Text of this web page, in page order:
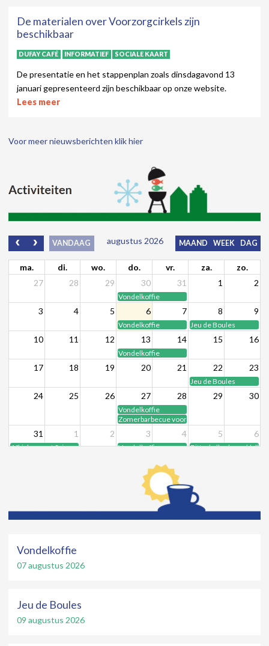
De materialen over Voorzorgcirkels zijn
beschikbaar
DUFAY CAFÉ INFORMATIEF SOCIALE KAART
De presentatie en het stappenplan zoals dinsdagavond 13
januari gepresenteerd zijn beschikbaar op onze website.
Lees meer
Voor meer nieuwsberichten klik hier
VANDAAG MAAND WEEK DAG
augustus 2026
ma. di. wo. do. vr. za.
zo.
27
28 29 30 31 1 2
Vondelkoffie
3 4 5 6 7 8 9
Vondelkoffie Jeu de Boules
10 11 12 13 14 15 16
Vondelkoffie
17 18 19 20 21 22 23
Jeu de Boules
24 25 26 27 28 29 30
Vondelkoffie
Zomerbarbecue voor leden
31 1 2 3 4 5 6
Afkicken met Spinoza Vondelkoffie Bitterballenborrel
07 augustus 2026
Vondelkoffie
09 augustus 2026
Jeu de Boules